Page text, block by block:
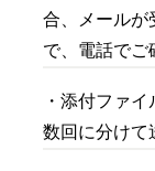
合、メールが
で、電話でご
・添付ファ
数回に分けて